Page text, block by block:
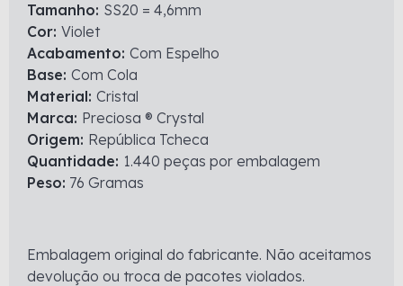
Tamanho: SS20 = 4,6mm
Cor: Violet
Acabamento: Com Espelho
Base: Com Cola
Material: Cristal
Marca: Preciosa ® Crystal
Origem: República Tcheca
Quantidade: 1.440 peças por embalagem
Peso: 76 Gramas
Embalagem original do fabricante. Não aceitamos
devolução ou troca de pacotes violados.